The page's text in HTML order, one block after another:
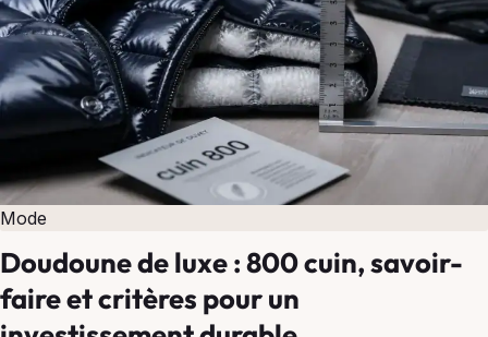
Mode
Doudoune de luxe : 800 cuin, savoir-
faire et critères pour un